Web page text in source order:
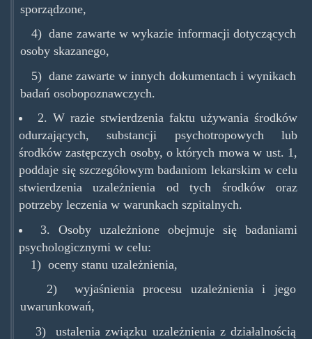
sporządzone,
4) dane zawarte w wykazie informacji dotyczących
osoby skazanego,
5) dane zawarte w innych dokumentach i wynikach
badań osobopoznawczych.
2. W razie stwierdzenia faktu używania środków
odurzających, substancji psychotropowych lub
środków zastępczych osoby, o których mowa w ust. 1,
poddaje się szczegółowym badaniom lekarskim w celu
stwierdzenia uzależnienia od tych środków oraz
potrzeby leczenia w warunkach szpitalnych.
3. Osoby uzależnione obejmuje się badaniami
psychologicznymi w celu:
1) oceny stanu uzależnienia,
2) wyjaśnienia procesu uzależnienia i jego
uwarunkowań,
3) ustalenia związku uzależnienia z działalnością